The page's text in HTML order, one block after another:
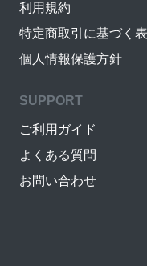
利用規約
特定商取引に基づく
個人情報保護方針
SUPPORT
ご利用ガイド
よくある質問
お問い合わせ